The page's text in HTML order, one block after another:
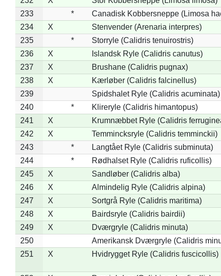
233
*
Canadisk Kobbersneppe (Limosa
234
X
Stenvender (Arenaria interpres)
235
*
Storryle (Calidris tenuirostris)
236
X
Islandsk Ryle (Calidris canutus)
237
X
Brushane (Calidris pugnax)
238
X
Kærløber (Calidris falcinellus)
239
Spidshalet Ryle (Calidris acuminata)
240
*
Klireryle (Calidris himantopus)
241
X
Krumnæbbet Ryle (Calidris
242
X
Temmincksryle (Calidris temminckii)
243
*
Langtået Ryle (Calidris subminuta)
244
*
Rødhalset Ryle (Calidris ruficollis)
245
X
Sandløber (Calidris alba)
246
X
Almindelig Ryle (Calidris alpina)
247
X
Sortgrå Ryle (Calidris maritima)
248
X
Bairdsryle (Calidris bairdii)
249
X
Dværgryle (Calidris minuta)
250
Amerikansk Dværgryle (Calidris
251
X Hvidrygget Ryle (Calidris fuscicollis)